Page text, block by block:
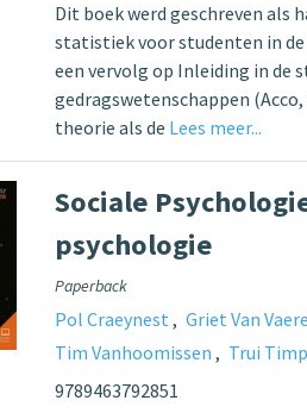
Dit boek werd geschreven als
statistiek voor studenten in
een vervolg op Inleiding in de
gedragswetenschappen
theorie als de Lees meer...
Sociale
psychologie
Paperback
Pol Craeynest Griet Van
Tim Vanhoomissen
Trui
9789463792851